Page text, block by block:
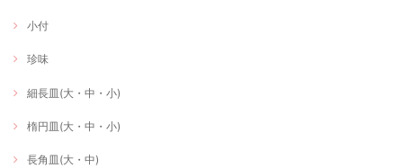
小付
珍味
細長皿(大・中・小)
楕円皿(大・中・小)
長角皿(大・中)